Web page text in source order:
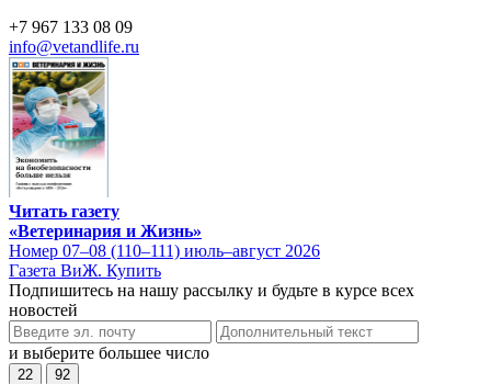
+7 967 133 08 09
info@vetandlife.ru
Читать газету
«Ветеринария и Жизнь»
Номер 07–08 (110–111) июль–август 2026
Газета ВиЖ. Купить
Подпишитесь на нашу рассылку и будьте в курсе всех
новостей
и выберите большее число
22 92